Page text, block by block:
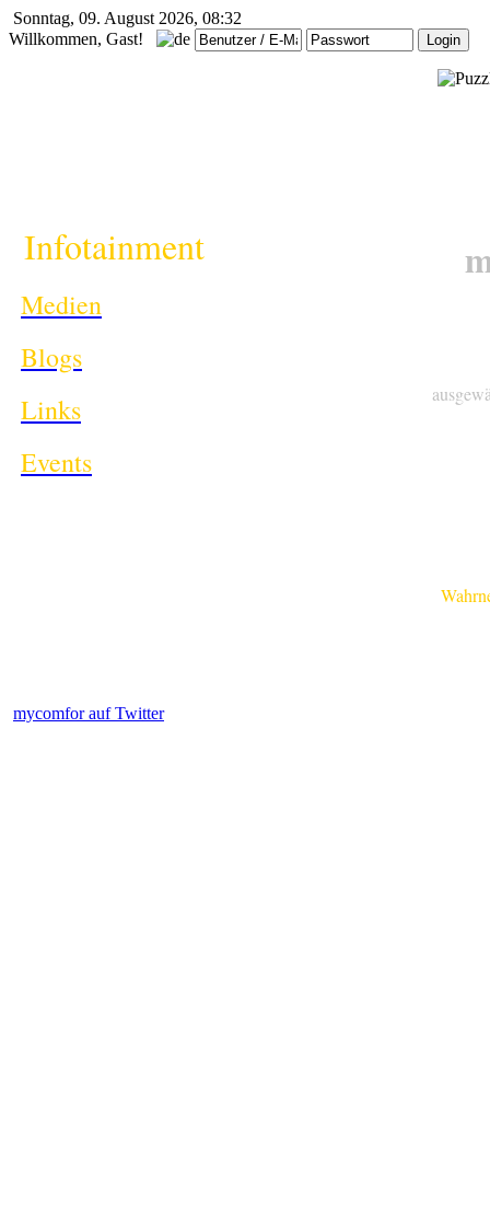
Sonntag, 09. August 2026, 08:32
Willkommen, Gast!
Infotainment
Medien
Blogs
Links
Events
mycomfor auf Twitter